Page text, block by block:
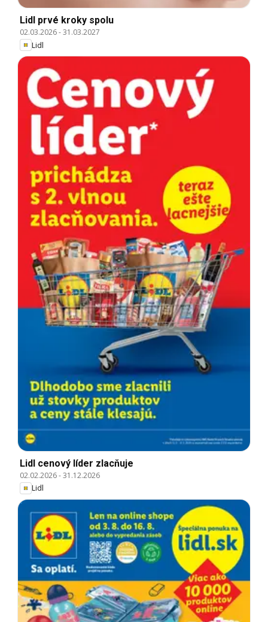
Lidl prvé kroky spolu
02.03.2026-31.03.2027
Lidl
Lidl cenový líder zlacňuje
02.02.2026-31.12.2026
Lidl